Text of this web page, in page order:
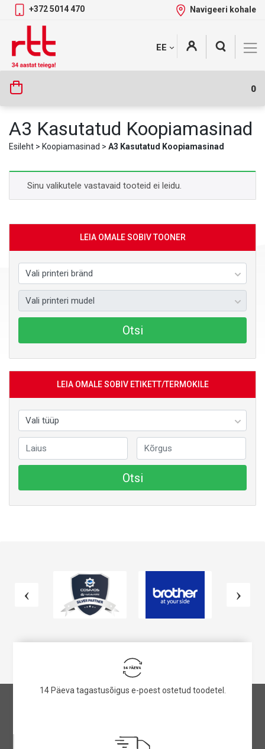
Skip
content
+372 5014 470 Navigeeri kohale
EE
0
Tootekategooriad +
A3 Kasutatud Koopiamasinad
Esileht > Koopiamasinad > A3 Kasutatud Koopiamasinad
Sinu valikutele vastavaid tooteid ei leidu.
LEIA OMALE SOBIV TOONER
Otsi
LEIA OMALE SOBIV ETIKETT/TERMOKILE
Otsi
14 Päeva tagastusõigus e-poest ostetud toodetel.